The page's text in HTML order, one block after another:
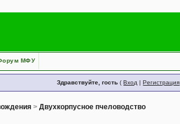
МФУ
Здравствуйте, гость (Вход |Регистрация
>Двухкорпусное пчеловодство